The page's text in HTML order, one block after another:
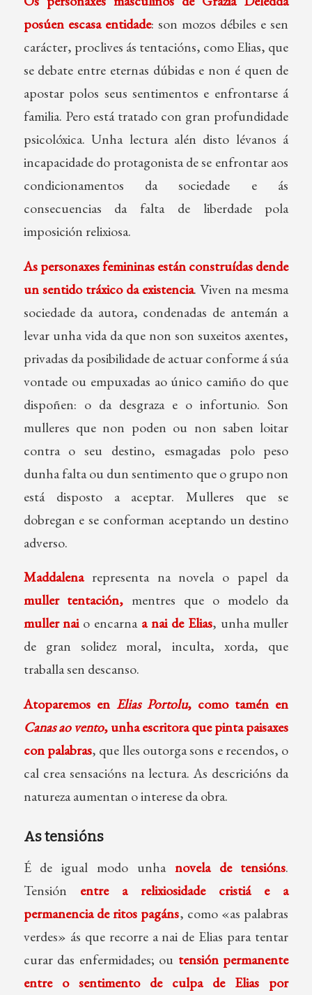
posúen escasa entidade: son mozos débiles e sen
carácter, proclives ás tentacións, como Elias, que
se debate entre eternas dúbidas e non é quen de
apostar polos seus sentimentos e enfrontarse á
familia. Pero está tratado con gran profundidade
psicolóxica. Unha lectura alén disto lévanos á
incapacidade do protagonista de se enfrontar aos
condicionamentos da sociedade e ás
consecuencias da falta de liberdade pola
imposición relixiosa.
As personaxes femininas están construídas dende
un sentido tráxico da existencia. Viven na mesma
sociedade da autora, condenadas de antemán a
levar unha vida da que non son suxeitos axentes,
privadas da posibilidade de actuar conforme á súa
vontade ou empuxadas ao único camiño do que
dispoñen: o da desgraza e o infortunio. Son
mulleres que non poden ou non saben loitar
contra o seu destino, esmagadas polo peso
dunha falta ou dun sentimento que o grupo non
está disposto a aceptar. Mulleres que se
dobregan e se conforman aceptando un destino
adverso.
Maddalenarepresenta na novela o papel da
muller tentación, mentres que o modelo da
muller naio encarna a nai de Elias, unha muller
de gran solidez moral, inculta, xorda, que
traballa sen descanso.
Atoparemos en Elias Portolu, como tamén en
Canas ao vento, unha escritora que pinta paisaxes
con palabras, que lles outorga sons e recendos, o
cal crea sensacións na lectura. As descricións da
natureza aumentan o interese da obra.
As tensións
É de igual modo unha novela de tensións.
Tensión entre a relixiosidade cristiá e a
permanencia de ritos pagáns, como «as palabras
verdes» ás que recorre a nai de Elias para tentar
curar das enfermidades; ou tensión permanente
entre o sentimento de culpa de Elias por